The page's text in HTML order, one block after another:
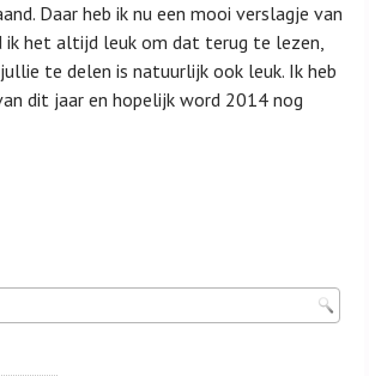
Daar heb ik nu een mooi verslagje van
ik het altijd leuk om dat terug te lezen,
te delen is natuurlijk ook leuk. Ik heb
dit jaar en hopelijk word 2014 nog